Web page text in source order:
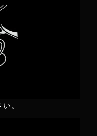
上がること
。